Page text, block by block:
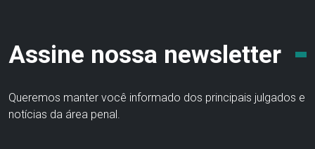
Assine nossa newsletter
Queremos manter você informado dos principais julgados e
notícias da área penal.